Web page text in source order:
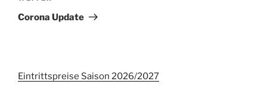
Beitrag
Corona Update
Eintrittspreise Saison 2026/2027